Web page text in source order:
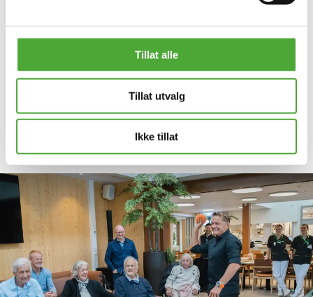
Tillat alle
Tillat utvalg
Ikke tillat
fra Bærum kommune, og sammen har vi som
ambisjon å sette standarden for fremtidens
eldreomsorg i Norge.
Vårt mål er å skape Norges beste sykehjem, og et
hjem der våre beboere kan ha en godt liv – hver